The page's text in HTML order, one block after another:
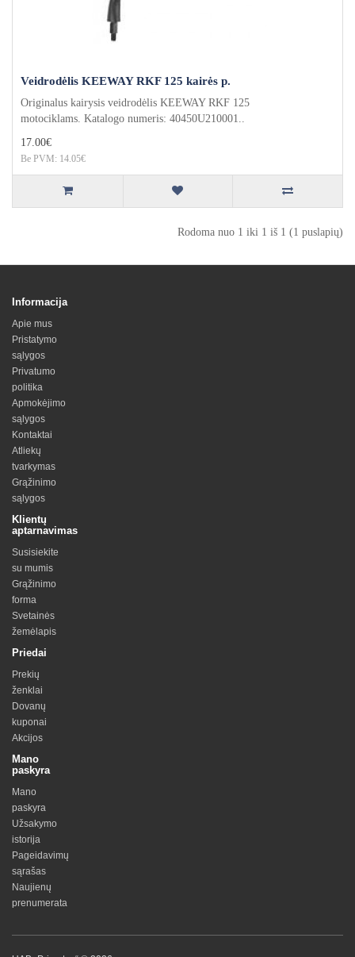
Veidrodėlis KEEWAY RKF 125 kairės p.
Originalus kairysis veidrodėlis KEEWAY RKF 125
motociklams. Katalogo numeris: 40450U210001..
17.00€
Be PVM: 14.05€
Rodoma nuo 1 iki 1 iš 1 (1 puslapių)
Informacija
Apie mus
Pristatymo
sąlygos
Privatumo
politika
Apmokėjimo
sąlygos
Kontaktai
Atliekų
tvarkymas
Grąžinimo
sąlygos
Klientų
aptarnavimas
Susisiekite
su mumis
Grąžinimo
forma
Svetainės
žemėlapis
Priedai
Prekių
ženklai
Dovanų
kuponai
Akcijos
Mano
paskyra
Mano
paskyra
Užsakymo
istorija
Pageidavimų
sąrašas
Naujienų
prenumerata